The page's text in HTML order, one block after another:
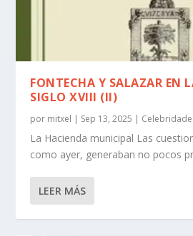
FONTECHA Y SALAZAR EN
SIGLO XVIII (II)
por mitxel | Sep 13, 2025 |
La Hacienda municipal Las
como ayer, generaban no pocos
LEER MÁS